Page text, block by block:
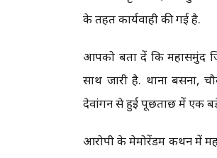
के तहत कार्यवाही की गई है.
आपको बता दें कि महासमुंद
साथ जारी है. थाना बसना,
देवांगन से हुई पूछताछ में एक बड़े
आरोपी के मेमोरेंडम कथन में